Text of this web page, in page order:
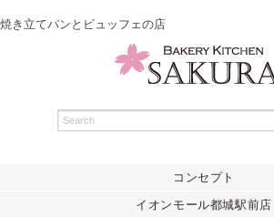
焼き立てパンとビュッフェの店
コンセプト
イオンモール都城駅前店